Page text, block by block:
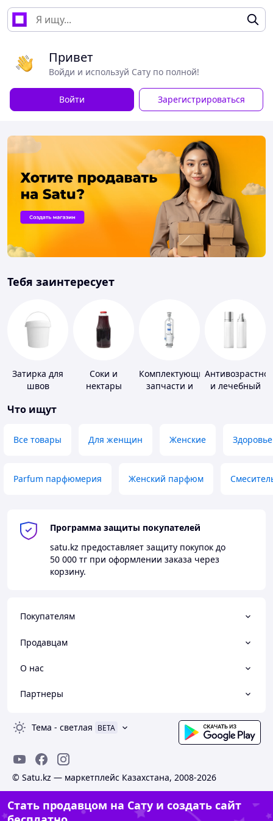
Привет
Войди и используй Сату по полной!
Войти Зарегистрироваться
Тебя заинтересует
Затирка для
швов
Соки и
нектары
Комплектующие,
запчасти и
сантехники
и лечебный
Что ищут
Все товары Для женщин Женские Здоровье
Parfum парфюмерия Женский парфюм
Программа защиты покупателей
satu.kz предоставляет защиту покупок до
50 000 тг при оформлении заказа через
корзину.
Покупателям
Продавцам
О нас
Партнеры
Тема - светлая BETA
© Satu.kz — маркетплейс Казахстана, 2008-2026
Стать продавцом на Сату и создать сайт